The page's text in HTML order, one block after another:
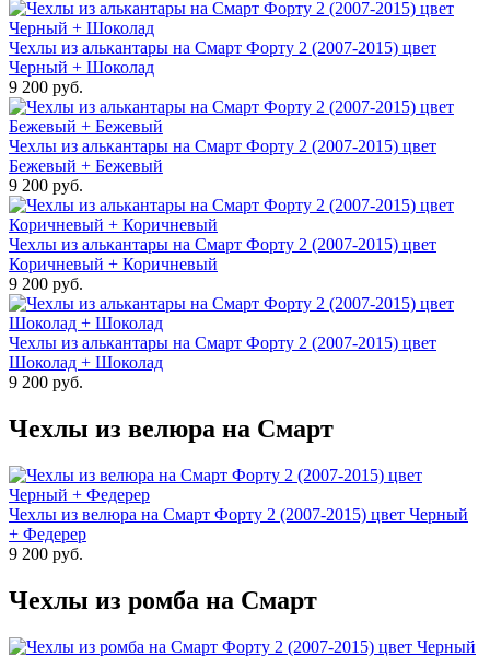
Чехлы из алькантары на Смарт Форту 2 (2007-2015) цвет
Черный + Шоколад
9 200 руб.
Чехлы из алькантары на Смарт Форту 2 (2007-2015) цвет
Бежевый + Бежевый
9 200 руб.
Чехлы из алькантары на Смарт Форту 2 (2007-2015) цвет
Коричневый + Коричневый
9 200 руб.
Чехлы из алькантары на Смарт Форту 2 (2007-2015) цвет
Шоколад + Шоколад
9 200 руб.
Чехлы из велюра на Смарт
Чехлы из велюра на Смарт Форту 2 (2007-2015) цвет Черный
+ Федерер
9 200 руб.
Чехлы из ромба на Смарт